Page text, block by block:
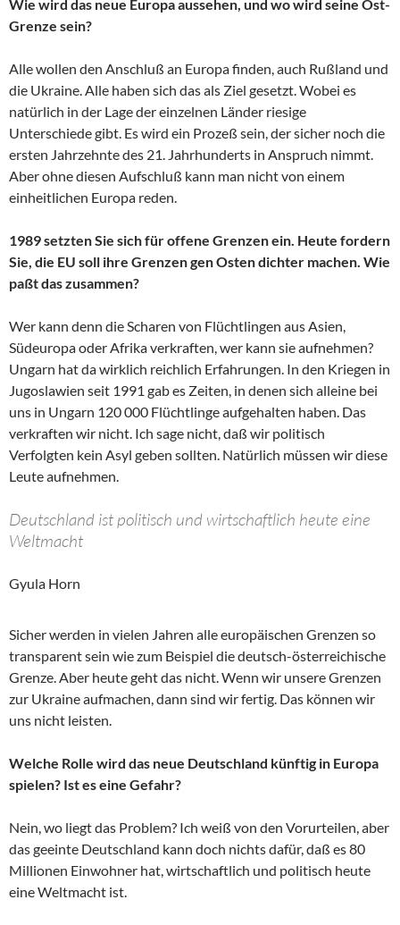
Wie wird das neue Europa aussehen, und wo wird seine Ost-
Grenze sein?
Alle wollen den Anschluß an Europa finden, auch Rußland und
die Ukraine. Alle haben sich das als Ziel gesetzt. Wobei es
natürlich in der Lage der einzelnen Länder riesige
Unterschiede gibt. Es wird ein Prozeß sein, der sicher noch die
ersten Jahrzehnte des 21. Jahrhunderts in Anspruch nimmt.
Aber ohne diesen Aufschluß kann man nicht von einem
einheitlichen Europa reden.
1989 setzten Sie sich für offene Grenzen ein. Heute fordern
Sie, die EU soll ihre Grenzen gen Osten dichter machen. Wie
paßt das zusammen?
Wer kann denn die Scharen von Flüchtlingen aus Asien,
Südeuropa oder Afrika verkraften, wer kann sie aufnehmen?
Ungarn hat da wirklich reichlich Erfahrungen. In den Kriegen in
Jugoslawien seit 1991 gab es Zeiten, in denen sich alleine bei
uns in Ungarn 120 000 Flüchtlinge aufgehalten haben. Das
verkraften wir nicht. Ich sage nicht, daß wir politisch
Verfolgten kein Asyl geben sollten. Natürlich müssen wir diese
Leute aufnehmen.
Deutschland ist politisch und wirtschaftlich heute eine
Weltmacht
Gyula Horn
Sicher werden in vielen Jahren alle europäischen Grenzen so
transparent sein wie zum Beispiel die deutsch-österreichische
Grenze. Aber heute geht das nicht. Wenn wir unsere Grenzen
zur Ukraine aufmachen, dann sind wir fertig. Das können wir
uns nicht leisten.
Welche Rolle wird das neue Deutschland künftig in Europa
spielen? Ist es eine Gefahr?
Nein, wo liegt das Problem? Ich weiß von den Vorurteilen, aber
das geeinte Deutschland kann doch nichts dafür, daß es 80
Millionen Einwohner hat, wirtschaftlich und politisch heute
eine Weltmacht ist.